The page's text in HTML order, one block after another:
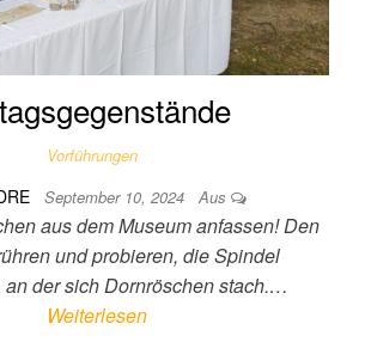
Vorführungen
September 10, 2024 Aus
aus dem Museum anfassen! Den
und probieren, die Spindel
an der sich Dornröschen stach.…
Weiterlesen